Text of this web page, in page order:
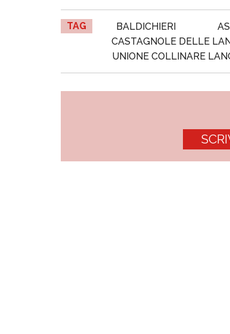
TAG BALDICHIERI
CASTAGNOLE DELLE
UNIONE COLLINARE